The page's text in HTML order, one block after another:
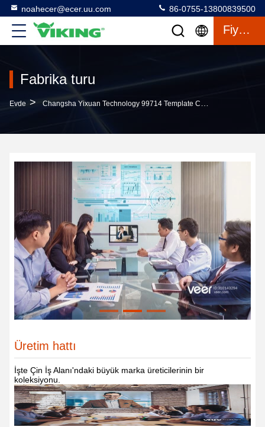
noahecer@ecer.uu.com 86-0755-13800839500
Fiyat Teklifi
Fabrika turu
Evde > Changsha Yixuan Technology 99714 Template Company Fabrika Turu
Üretim hattı
İşte Çin İş Alanı'ndaki büyük marka üreticilerinin bir
koleksiyonu.